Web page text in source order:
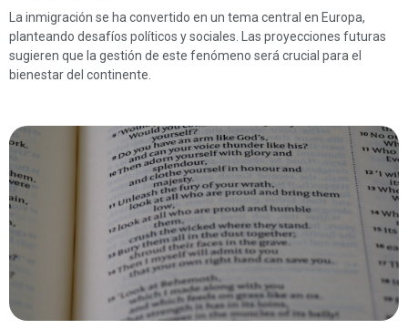
La inmigración se ha convertido en un tema central en Europa,
planteando desafíos políticos y sociales. Las proyecciones futuras
sugieren que la gestión de este fenómeno será crucial para el
bienestar del continente.